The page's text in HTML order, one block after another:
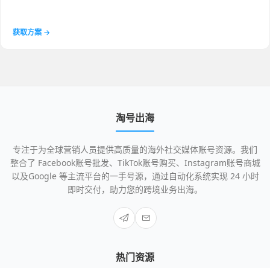
获取方案 →
淘号出海
专注于为全球营销人员提供高质量的海外社交媒体账号资源。我们
整合了 Facebook账号批发、TikTok账号购买、Instagram账号商城
以及Google 等主流平台的一手号源，通过自动化系统实现 24 小时
即时交付，助力您的跨境业务出海。
热门资源